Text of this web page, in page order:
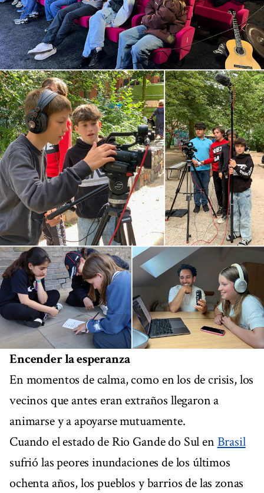
Encender la esperanza
En momentos de calma, como en los de crisis, los
vecinos que antes eran extraños llegaron a
animarse y a apoyarse mutuamente.
Cuando el estado de Rio Gande do Sul en Brasil
sufrió las peores inundaciones de los últimos
ochenta años, los pueblos y barrios de las zonas